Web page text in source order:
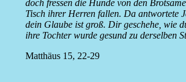
doch fressen die Hunde von den
Tisch ihrer Herren fallen. Da antwortete
dein Glaube ist groß. Dir geschehe, wie
ihre Tochter wurde gesund zu derselben
Matthäus 15, 22-29